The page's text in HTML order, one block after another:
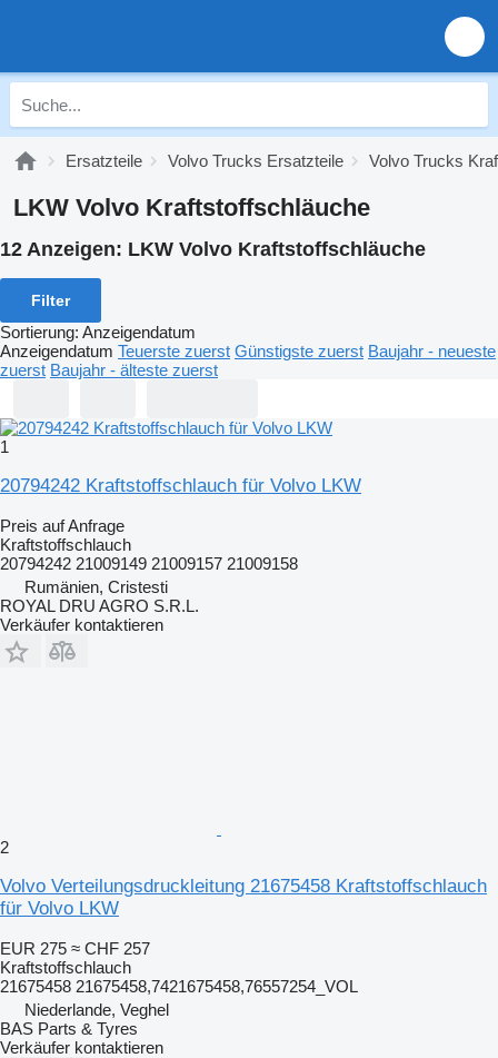
Ersatzteile Volvo Trucks Ersatzteile Volvo Trucks
LKW Volvo Kraftstoffschläuche
12 Anzeigen: LKW Volvo Kraftstoffschläuche
Filter
Sortierung: Anzeigendatum
Anzeigendatum Teuerste zuerst Günstigste zuerst Baujahr - neueste
zuerst Baujahr - älteste zuerst
1
20794242 Kraftstoffschlauch für Volvo LKW
Preis auf Anfrage
Kraftstoffschlauch
20794242 21009149 21009157 21009158
Rumänien, Cristesti
ROYAL DRU AGRO S.R.L.
Verkäufer kontaktieren
2
Volvo Verteilungsdruckleitung 21675458 Kraftstoffschlauch
für Volvo LKW
EUR 275 ≈ CHF 257
Kraftstoffschlauch
21675458 21675458,7421675458,76557254_VOL
Niederlande, Veghel
BAS Parts & Tyres
Verkäufer kontaktieren